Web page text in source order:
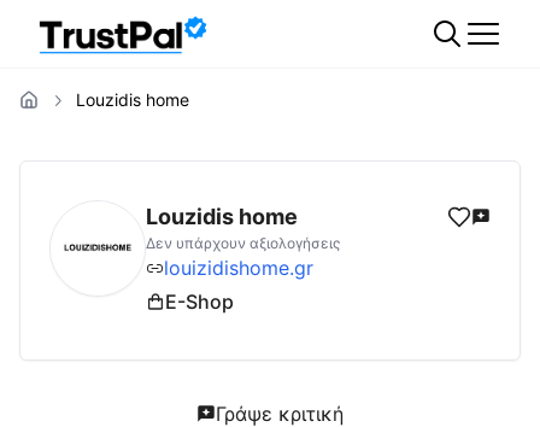
Louzidis home
louizidishome.grΑξιολογήσεις | Δες
Louzidis home
Δεν υπάρχουν αξιολογήσεις
louizidishome.gr
E-Shop
Γράψε κριτική